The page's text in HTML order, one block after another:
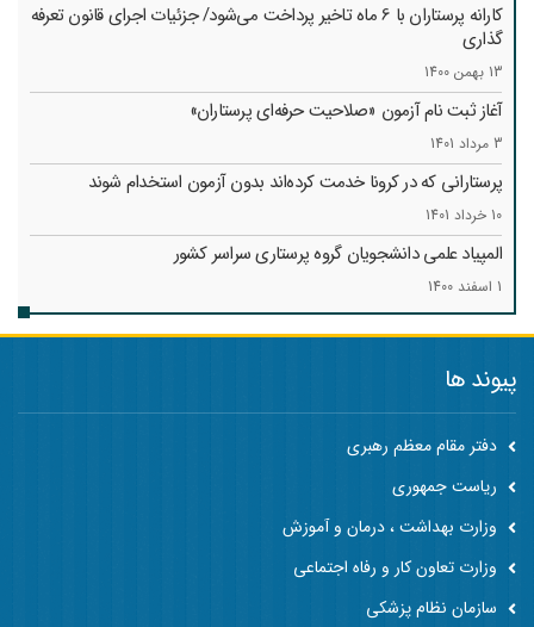
کارانه‌ پرستاران با 6 ماه تاخیر پرداخت می‌شود/ جزئیات اجرای قانون تعرفه
گذاری
13 بهمن 1400
آغاز ثبت نام آزمون «صلاحیت حرفه‌ای پرستاران»
3 مرداد 1401
پرستارانی که در کرونا خدمت کرد‌ه‌اند بدون آزمون استخدام شوند
10 خرداد 1401
المپیاد علمی دانشجویان گروه پرستاری سراسر کشور
1 اسفند 1400
پیوند ها
دفتر مقام معظم رهبری
ریاست جمهوری
وزارت بهداشت ، درمان و آموزش
وزارت تعاون کار و رفاه اجتماعی
سازمان نظام پزشکی